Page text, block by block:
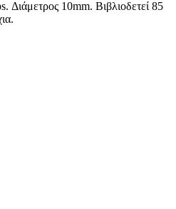
Διάμετρος 10mm. Βιβλιοδετεί 85